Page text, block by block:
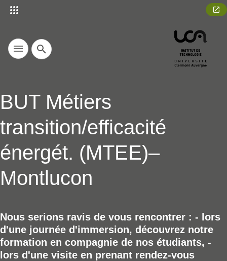
Recherche
BUT Métiers
transition/efficacité
énergét. (MTEE)–
Montlucon
Résumé
Nous serions ravis de vous rencontrer : - lors
d'une journée d'immersion, découvrez notre
formation en compagnie de nos étudiants, -
lors d'une visite en prenant rendez-vous